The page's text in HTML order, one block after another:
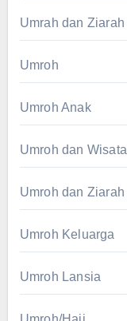
Umrah dan Ziarah
Umroh
Umroh Anak
Umroh dan Wisata
Umroh dan Ziarah
Umroh Keluarga
Umroh Lansia